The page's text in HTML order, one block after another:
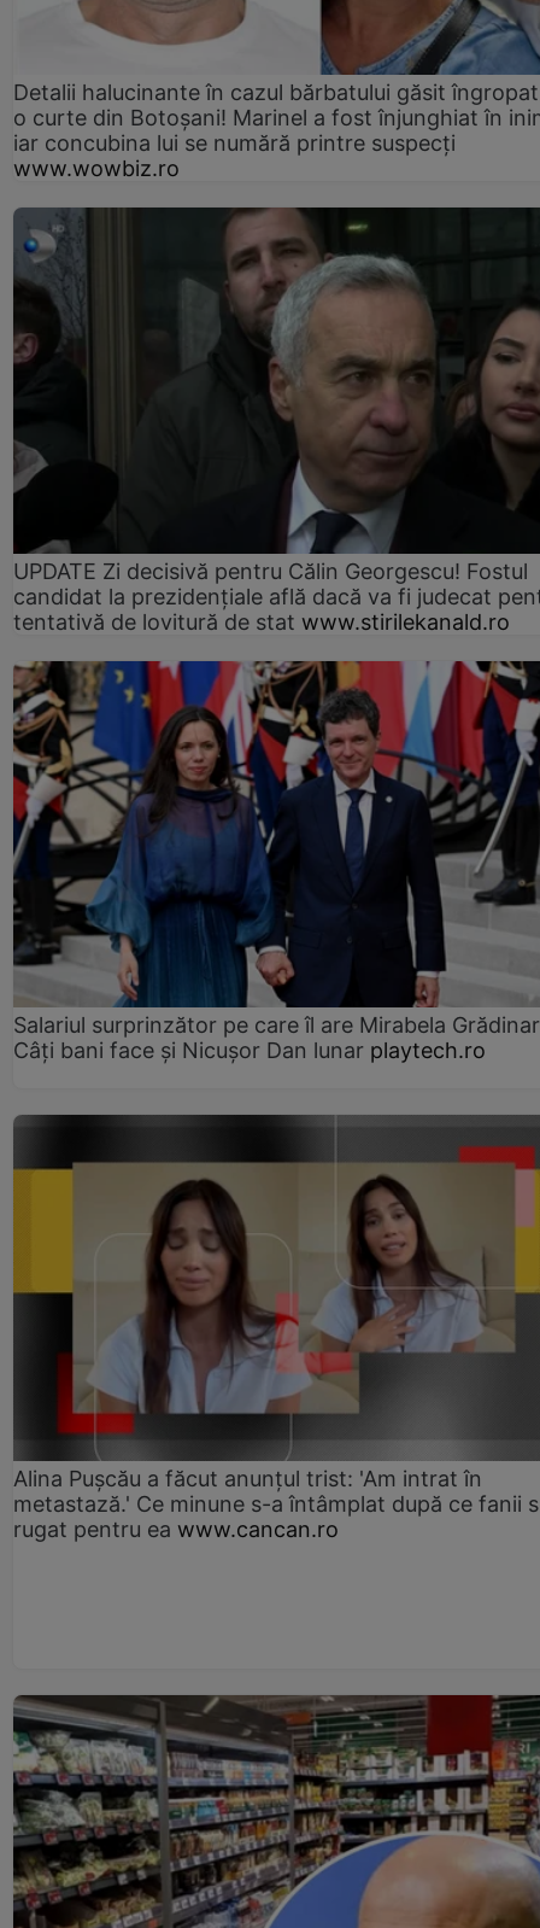
Detalii halucinante în cazul bărbatului găsit
o curte din Botoșani! Marinel a fost înjunghiat în
iar concubina lui se numără printre suspecți
www.wowbiz.ro
UPDATE Zi decisivă pentru Călin Georgescu! Fostul
candidat la prezidențiale află dacă va fi judecat
tentativă de lovitură de stat www.stirilekanald.ro
Salariul surprinzător pe care îl are Mirabela
Câţi bani face şi Nicuşor Dan lunar playtech.ro
Alina Pușcău a făcut anunțul trist: 'Am intrat în
metastază.' Ce minune s-a întâmplat după ce fanii
rugat pentru ea www.cancan.ro